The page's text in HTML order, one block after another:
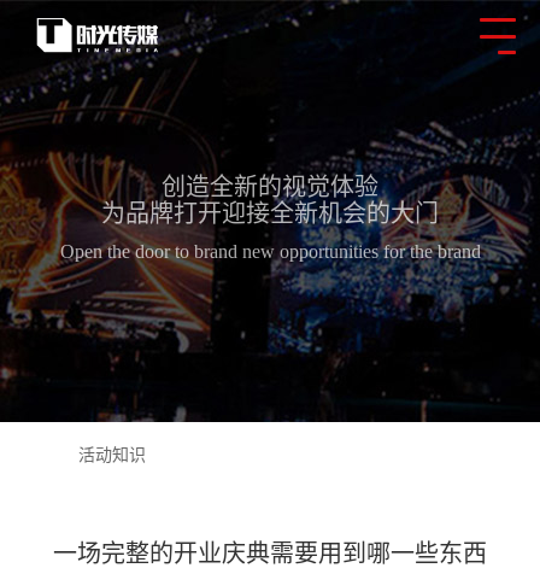
创造全新的视觉体验
为品牌打开迎接全新机会的大门
Open the door to brand new opportunities for the brand
活动知识
一场完整的开业庆典需要用到哪一些东西